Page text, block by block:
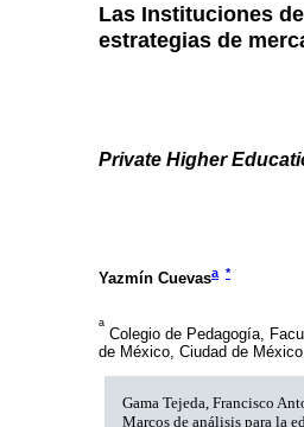
Las Instituciones
estrategias de
Private Higher
Yazmín Cuevasa *
a
Colegio de Pedagogía,
de México, Ciudad de
Gama Tejeda, Francisco
Marcos de análisis para la